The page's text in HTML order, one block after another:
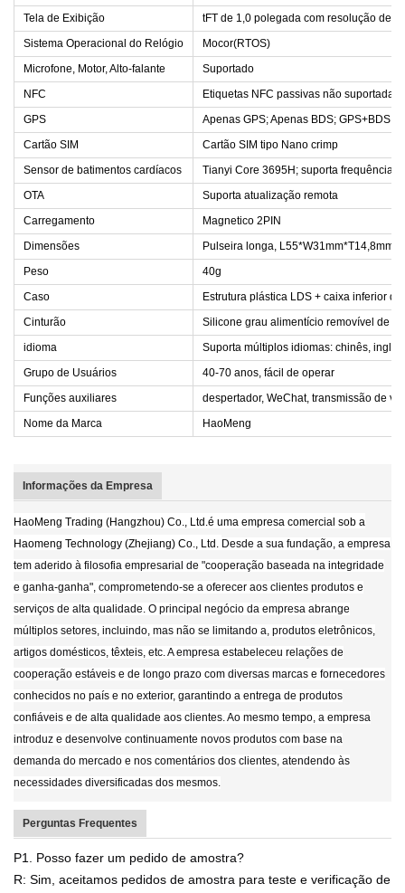
Tela de Exibição
tFT de 1,0 polegada com resolução de
Sistema Operacional do Relógio
Mocor(RTOS)
Microfone, Motor, Alto-falante
Suportado
NFC
Etiquetas NFC passivas não suportadas
GPS
Apenas GPS; Apenas BDS; GPS+BDS;
Cartão SIM
Cartão SIM tipo Nano crimp
Sensor de batimentos cardíacos
Tianyi Core 3695H; suporta frequência
OTA
Suporta atualização remota
Carregamento
Magnetico 2PIN
Dimensões
Pulseira longa, L55*W31mm*T14,8mm
Peso
40g
Caso
Estrutura plástica LDS + caixa inferior
Cinturão
Silicone grau alimentício removível de
idioma
Suporta múltiplos idiomas: chinês,
Grupo de Usuários
40-70 anos, fácil de operar
Funções auxiliares
despertador, WeChat, transmissão de
Nome da Marca
HaoMeng
Informações da Empresa
HaoMeng Trading (Hangzhou) Co., Ltd.é uma empresa comercial sob a
Haomeng Technology (Zhejiang) Co., Ltd. Desde a sua fundação, a empresa
tem aderido à filosofia empresarial de "cooperação baseada na integridade
e ganha-ganha", comprometendo-se a oferecer aos clientes produtos e
serviços de alta qualidade. O principal negócio da empresa abrange
múltiplos setores, incluindo, mas não se limitando a, produtos eletrônicos,
artigos domésticos, têxteis, etc. A empresa estabeleceu relações de
cooperação estáveis e de longo prazo com diversas marcas e fornecedores
conhecidos no país e no exterior, garantindo a entrega de produtos
confiáveis e de alta qualidade aos clientes. Ao mesmo tempo, a empresa
introduz e desenvolve continuamente novos produtos com base na
demanda do mercado e nos comentários dos clientes, atendendo às
necessidades diversificadas dos mesmos.
Perguntas Frequentes
P1. Posso fazer um pedido de amostra?
R: Sim, aceitamos pedidos de amostra para teste e verificação de